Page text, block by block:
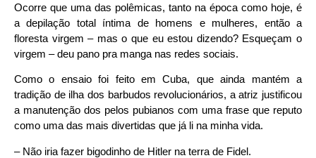
Ocorre que uma das polêmicas, tanto na época como hoje, é
a depilação total íntima de homens e mulheres, então a
floresta virgem – mas o que eu estou dizendo? Esqueçam o
virgem – deu pano pra manga nas redes sociais.
Como o ensaio foi feito em Cuba, que ainda mantém a
tradição de ilha dos barbudos revolucionários, a atriz justificou
a manutenção dos pelos pubianos com uma frase que reputo
como uma das mais divertidas que já li na minha vida.
– Não iria fazer bigodinho de Hitler na terra de Fidel.